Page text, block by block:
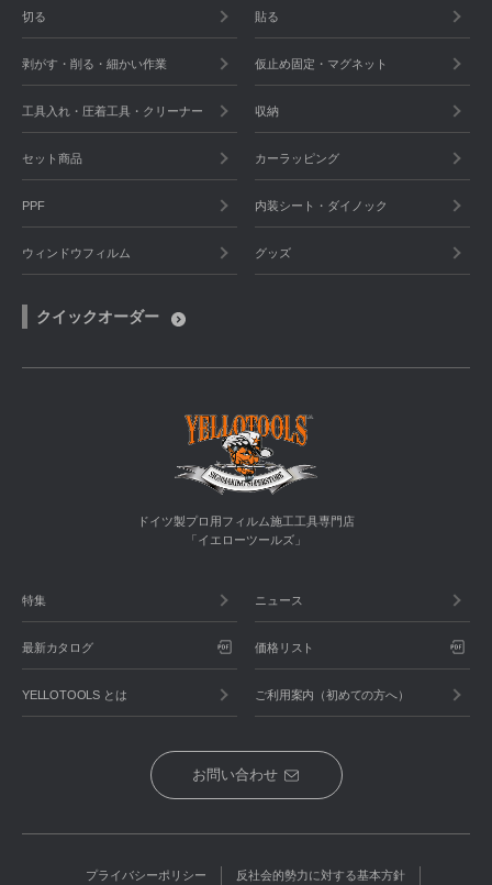
切る 貼る
剥がす・削る・細かい作業 仮止め固定・マグネット
工具入れ・圧着工具・クリーナー 収納
セット商品 カーラッピング
PPF 内装シート・ダイノック
ウィンドウフィルム グッズ
クイックオーダー
ドイツ製プロ用フィルム施工工具専門店
「イエローツールズ」
特集 ニュース
最新カタログ 価格リスト
YELLOTOOLS とは ご利用案内（初めての方へ）
お問い合わせ
プライバシーポリシー 反社会的勢力に対する基本方針